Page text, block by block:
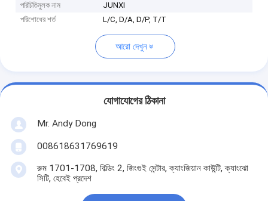
পরিচিতিমুলক নাম
JUNXI
পরিশোধের শর্ত
L/C, D/A, D/P, T/T
আরো দেখুন
যোগাযোগের ঠিকানা
Mr. Andy Dong
008618631769619
রুম 1701-1708, বিল্ডিং 2, জিংগুই সেন্টার, ক্যাংজিয়ান কাউন্টি, ক্যাংঝো
সিটি, হেবেই প্রদেশ